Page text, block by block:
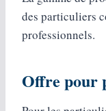
des particuliers
professionnels.
Offre pour